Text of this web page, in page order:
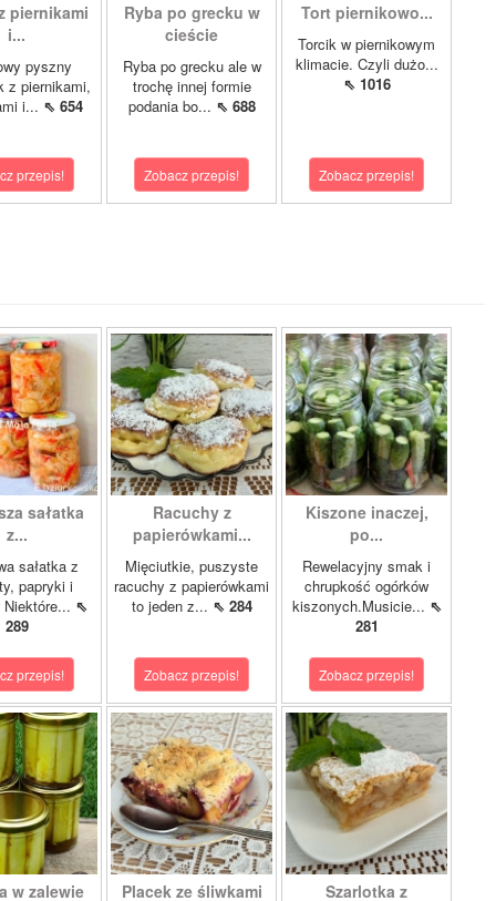
piernikami
i...
pyszny
z piernikami,
i... ⇖ 654
przepis!
Ryba po grecku w
cieście
Ryba po grecku ale w
trochę innej formie
podania bo... ⇖ 688
Zobacz przepis!
Tort piernikowo...
Torcik w piernikowym
klimacie. Czyli dużo...
⇖ 1016
Zobacz przepis!
sałatka
z...
sałatka z
papryki i
Niektóre... ⇖
289
przepis!
Racuchy z
papierówkami...
Mięciutkie, puszyste
racuchy z papierówkami
to jeden z... ⇖ 284
Zobacz przepis!
Kiszone inaczej,
po...
Rewelacyjny smak i
chrupkość ogórków
kiszonych.Musicie... ⇖
281
Zobacz przepis!
w zalewie Placek ze śliwkami Szarlotka z